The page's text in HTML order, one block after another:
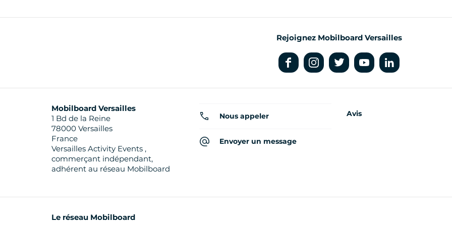
Rejoignez Mobilboard Versailles
Mobilboard Versailles
1 Bd de la Reine
78000 Versailles
France
Versailles Activity Events ,
commerçant indépendant,
adhérent au réseau Mobilboard
Nous appeler
Envoyer un message
Avis
Le réseau Mobilboard